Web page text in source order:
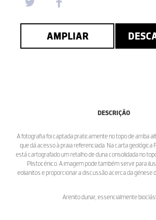
AMPLIAR
DESCRIÇÃO
A fotografia foi captada praticamente no topo de arriba
que dá acesso à praia referenciada. Na carta geológica
está cartografado um retalho de duna consolidada no
Plistocénico. A imagem pode também servir para
eolianitos e proporcionar a discussão acerca da génese
Arenito dunar, essencialmente